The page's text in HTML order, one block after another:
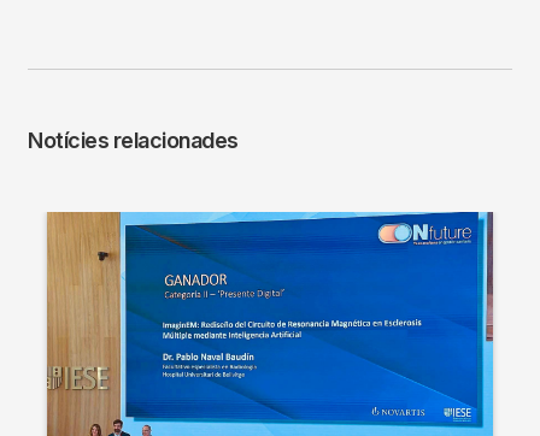
Notícies relacionades